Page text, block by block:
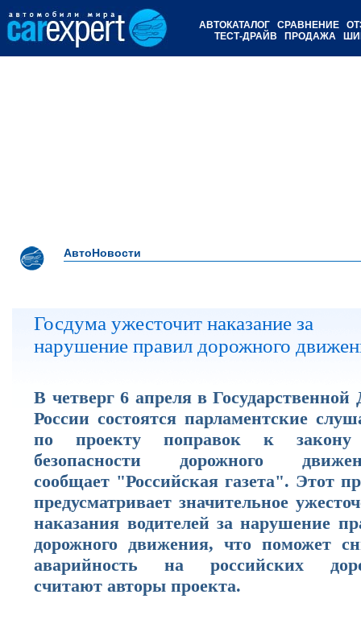
АВТОКАТАЛОГ СРАВНЕНИЕ
ТЕСТ-ДРАЙВ
ПРОДАЖА
АвтоНовости
Госдума ужесточит наказание за
нарушение правил дорожного
В четверг 6 апреля в Государственной
России состоятся парламентские
по проекту поправок к
безопасности дорожного
сообщает "Российская газета". Этот
предусматривает значительное
наказания водителей за нарушение
дорожного движения, что поможет
аварийность на российских
считают авторы проекта.